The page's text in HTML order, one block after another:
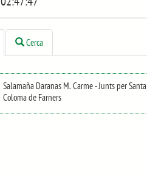
Cerca
Salamaña Daranas M. Carme - Junts per Santa
Coloma de Farners